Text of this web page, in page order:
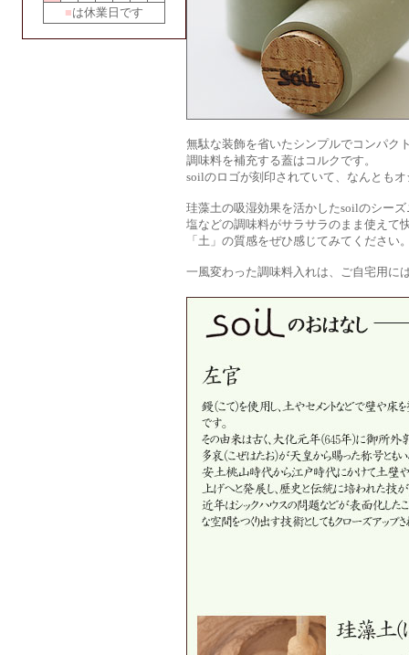
■は休業日です
無駄な装飾を省いたシンプルでコンパク
調味料を補充する蓋はコルクです。
soilのロゴが刻印されていて、なんとも
珪藻土の吸湿効果を活かしたsoilのシー
塩などの調味料がサラサラのまま使えて
「土」の質感をぜひ感じてみてください
一風変わった調味料入れは、ご自宅用に